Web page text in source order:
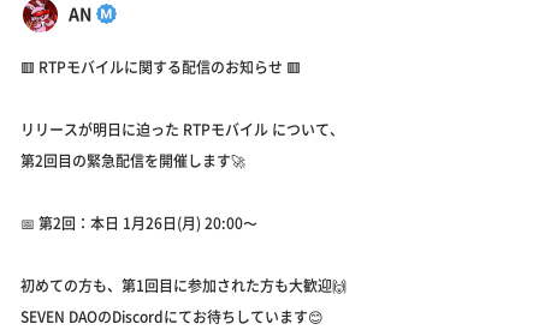
AN
🟥 RTPモバイルに関する配信のお知らせ 🟥
リリースが明日に迫った RTPモバイル について、
第2回目の緊急配信を開催します🚀
📅 第2回：本日 1月26日(月) 20:00〜
初めての方も、第1回目に参加された方も大歓迎🙌
SEVEN DAOのDiscordにてお待ちしています😊